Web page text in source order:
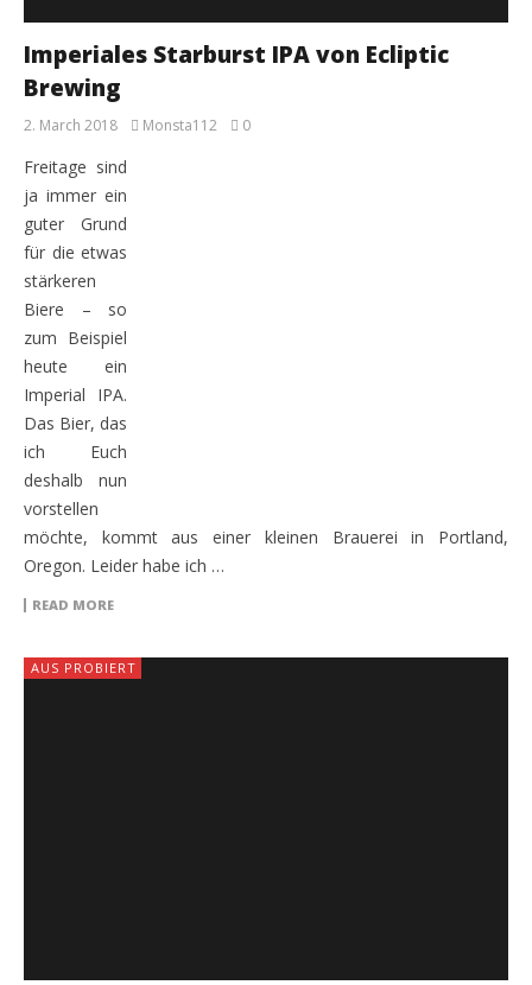
Imperiales Starburst IPA von Ecliptic
Brewing
2. March 2018 Monsta112 0
Freitage sind
ja immer ein
guter Grund
für die etwas
stärkeren
Biere – so
zum Beispiel
heute ein
Imperial IPA.
Das Bier, das
ich Euch
deshalb nun
vorstellen
möchte, kommt aus einer kleinen Brauerei in Portland,
Oregon. Leider habe ich …
READ MORE
AUS PROBIERT